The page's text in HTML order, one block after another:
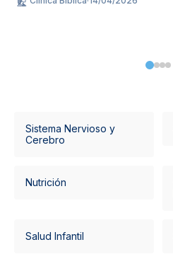
Sistema Nervioso y
Cerebro
Nutrición
Salud Infantil